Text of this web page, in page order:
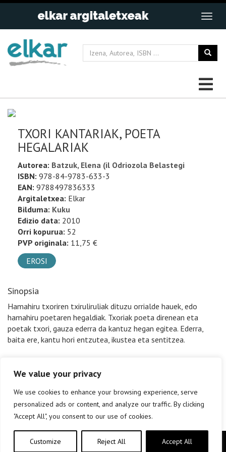
We value your privacy
We use cookies to enhance your browsing experience, serve
personalized ads or content, and analyze our traffic. By clicking
"Accept All", you consent to our use of cookies.
Customize Reject All Accept All
TXORI KANTARIAK, POETA
HEGALARIAK
Autorea: Batzuk, Elena (il Odriozola Belastegi
ISBN: 978-84-9783-633-3
EAN: 9788497836333
Argitaletxea: Elkar
Bilduma: Kuku
Edizio data: 2010
Orri kopurua: 52
PVP originala: 11,75 €
EROSI
Sinopsia
Hamahiru txoriren txiruliruliak dituzu orrialde hauek, edo
hamahiru poetaren hegaldiak. Txoriak poeta direnean eta
poetak txori, gauza ederra da kantuz hegan egitea. Ederra,
baita ere, kantu hori entzutea, ikustea eta sentitzea.
Copyright © elkar Argitaletxeak 2019